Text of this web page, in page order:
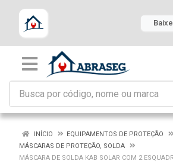
INÍCIO
EQUIPAMENTOS DE PROTEÇÃO
MÁSCARAS DE PROTEÇÃO, SOLDA
MÁSCARA DE SOLDA KAB SOLAR COM 2